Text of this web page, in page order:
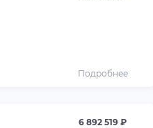
Подробнее
6 892 519 ₽